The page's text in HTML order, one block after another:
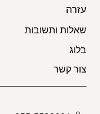
עזרה
שאלות ותשובות
בלוג
צור קשר